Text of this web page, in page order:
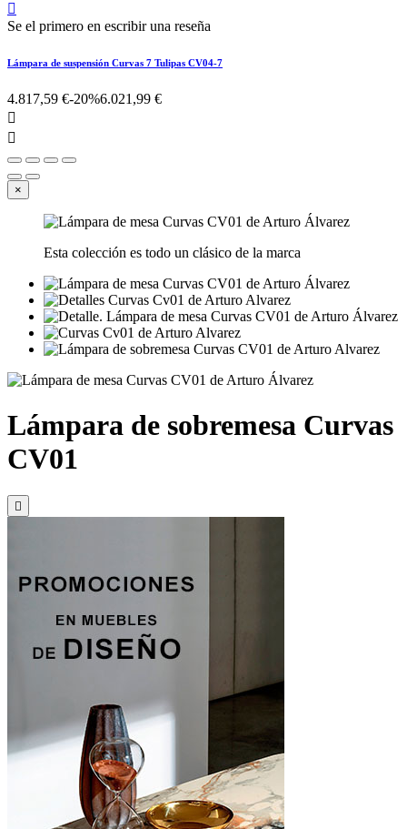

Se el primero en escribir una reseña
Lámpara de suspensión Curvas 7 Tulipas CV04-7
4.817,59 €-20%6.021,99 €


×
Esta colección es todo un clásico de la marca
Lámpara de sobremesa Curvas
CV01
